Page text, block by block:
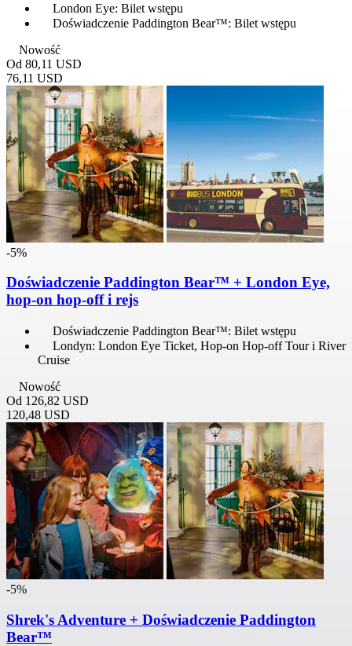
London Eye: Bilet wstępu
Doświadczenie Paddington Bear™: Bilet wstępu
Nowość
Od 80,11 USD
76,11 USD
-5%
Doświadczenie Paddington Bear™ + London Eye,
hop-on hop-off i rejs
Doświadczenie Paddington Bear™: Bilet wstępu
Londyn: London Eye Ticket, Hop-on Hop-off Tour i River
Cruise
Nowość
Od 126,82 USD
120,48 USD
-5%
Shrek's Adventure + Doświadczenie Paddington
Bear™